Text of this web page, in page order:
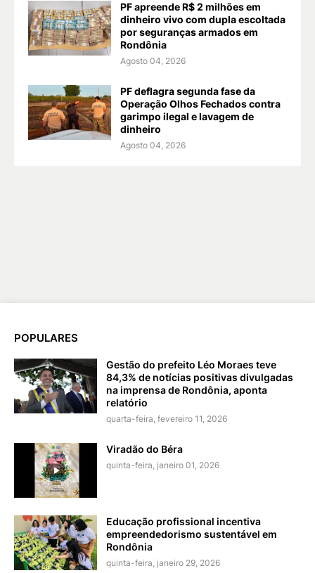
PF apreende R$ 2 milhões em
dinheiro vivo com dupla escoltada
por seguranças armados em
Rondônia
Agosto 04, 2026
PF deflagra segunda fase da
Operação Olhos Fechados contra
garimpo ilegal e lavagem de
dinheiro
Agosto 04, 2026
POPULARES
Gestão do prefeito Léo Moraes teve
84,3% de notícias positivas divulgadas
na imprensa de Rondônia, aponta
relatório
quarta-feira, fevereiro 11, 2026
Viradão do Béra
quinta-feira, janeiro 01, 2026
Educação profissional incentiva
empreendedorismo sustentável em
Rondônia
quinta-feira, janeiro 29, 2026